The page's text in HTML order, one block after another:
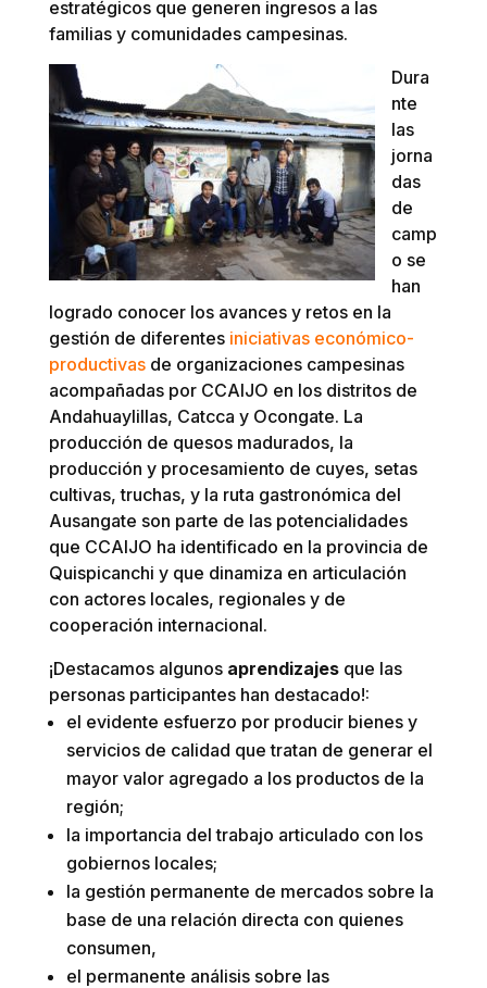
estratégicos que generen ingresos a las
familias y comunidades campesinas.
Dura
nte
las
jorna
das
de
camp
o se
han
logrado conocer los avances y retos en la
gestión de diferentesiniciativas económico-
productivasde organizaciones campesinas
acompañadas por CCAIJO en los distritos de
Andahuaylillas, Catcca y Ocongate. La
producción de quesos madurados, la
producción y procesamiento de cuyes, setas
cultivas, truchas, y la ruta gastronómica del
Ausangate son parte de las potencialidades
que CCAIJO ha identificado en la provincia de
Quispicanchi y que dinamiza en articulación
con actores locales, regionales y de
cooperación internacional.
¡Destacamos algunos aprendizajesque las
personas participantes han destacado!:
el evidente esfuerzo por producir bienes y
servicios de calidad que tratan de generar el
mayor valor agregado a los productos de la
región;
la importancia del trabajo articulado con los
gobiernos locales;
la gestión permanente de mercados sobre la
base de una relación directa con quienes
consumen,
el permanente análisis sobre las